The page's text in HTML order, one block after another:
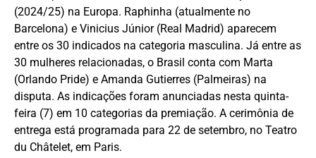
(2024/25) na Europa. Raphinha (atualmente no
Barcelona) e Vinicius Júnior (Real Madrid) aparecem
entre os 30 indicados na categoria masculina. Já entre as
30 mulheres relacionadas, o Brasil conta com Marta
(Orlando Pride) e Amanda Gutierres (Palmeiras) na
disputa. As indicações foram anunciadas nesta quinta-
feira (7) em 10 categorias da premiação. A cerimônia de
entrega está programada para 22 de setembro, no Teatro
du Châtelet, em Paris.